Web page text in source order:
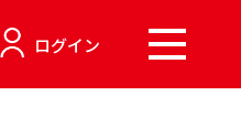
ログイン